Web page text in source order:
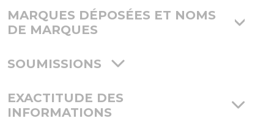
MARQUES DÉPOSÉES ET NOMS
DE MARQUES
SOUMISSIONS
EXACTITUDE DES
INFORMATIONS